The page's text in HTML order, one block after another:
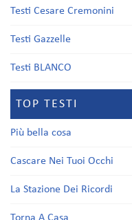
Testi Cesare Cremonini
Testi Gazzelle
Testi BLANCO
TOP TESTI
Più bella cosa
Cascare Nei Tuoi Occhi
La Stazione Dei Ricordi